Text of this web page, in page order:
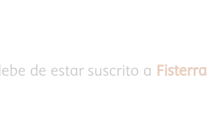
de estar suscrito a Fisterra